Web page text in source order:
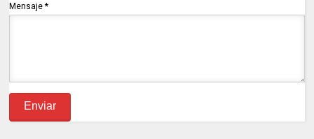
Mensaje*